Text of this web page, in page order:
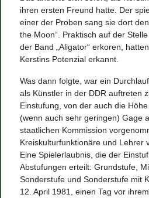
ihren ersten Freund hatte. Der
einer der Proben sang sie dort
the Moon“. Praktisch auf der
der Band „Aligator“ erkoren,
Kerstins Potenzial erkannt.
Was dann folgte, war ein
als Künstler in der DDR auftreten
Einstufung, von der auch die
(wenn auch sehr geringen) Gage
staatlichen Kommission
Kreiskulturfunktionäre und Lehrer
Eine Spielerlaubnis, die der
Abstufungen erteilt: Grundstufe,
Sonderstufe und Sonderstufe mit
12. April 1981, einen Tag vor